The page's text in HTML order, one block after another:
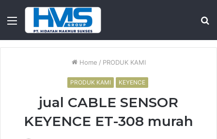
Menu
Home / PRODUK KAMI
PRODUK KAMI KEYENCE
jual CABLE SENSOR
KEYENCE ET-308 murah